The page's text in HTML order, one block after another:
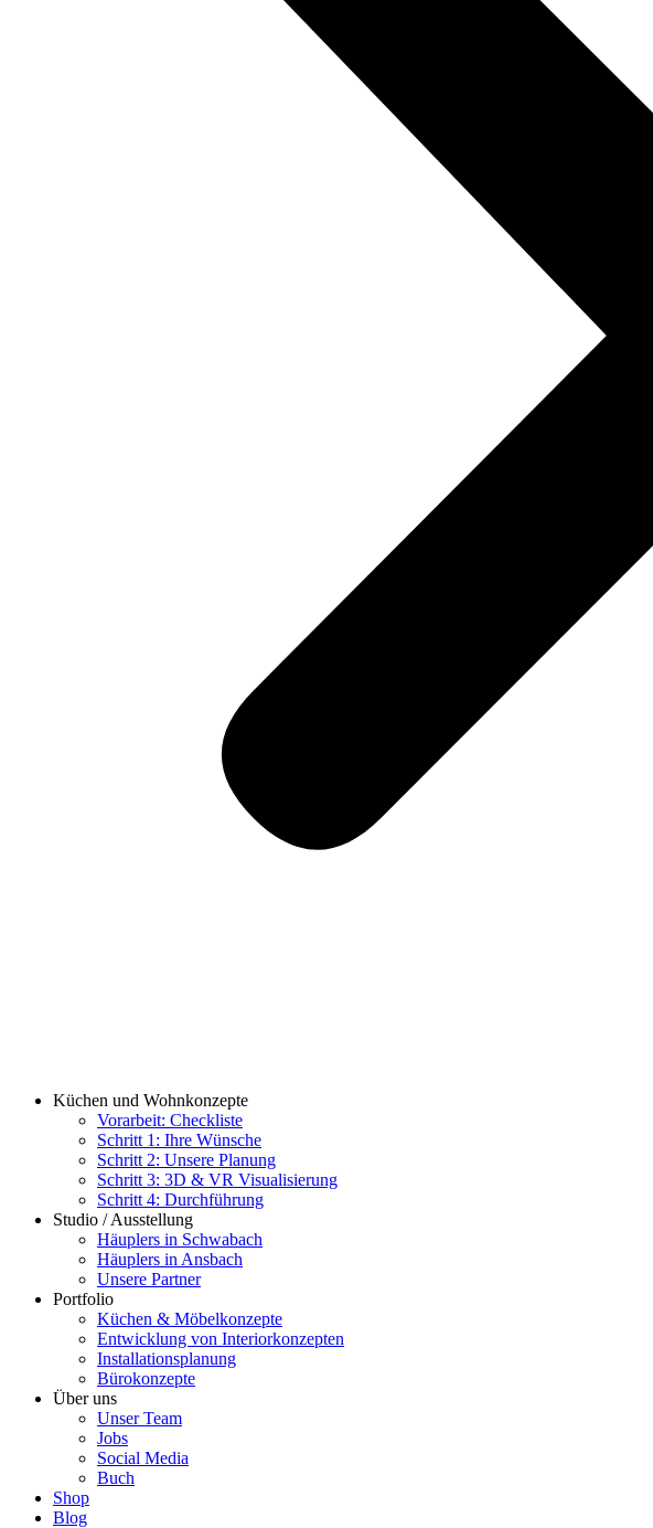
Küchen und Wohnkonzepte
Vorarbeit: Checkliste
Schritt 1: Ihre Wünsche
Schritt 2: Unsere Planung
Schritt 3: 3D & VR Visualisierung
Schritt 4: Durchführung
Studio / Ausstellung
Häuplers in Schwabach
Häuplers in Ansbach
Unsere Partner
Portfolio
Küchen & Möbelkonzepte
Entwicklung von Interiorkonzepten
Installationsplanung
Bürokonzepte
Über uns
Unser Team
Jobs
Social Media
Buch
Shop
Blog